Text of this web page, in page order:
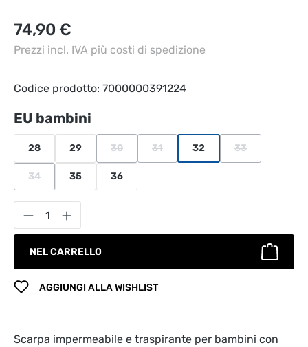
Prezzo normale:
74,90 €
Prezzi incl. IVA più costi di spedizione
Codice prodotto: 7000000391224
Seleziona
EU bambini
28 29 30
(Questa opzione non è al momento
31
(Questa opzione non è al momento
32 33
34
(Questa opzione non è al momento disponibile.)
35 36
Quantità del prodotto: inserisci la
NEL CARRELLO
AGGIUNGI ALLA WISHLIST
Scarpa impermeabile e traspirante per bambini con